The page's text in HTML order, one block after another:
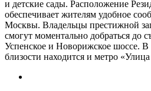
и детские сады. Расположение
обеспечивает жителям удобное
Москвы. Владельцы престижной
смогут моментально добраться до
Успенское и Новорижское шоссе. В
близости находится и метро